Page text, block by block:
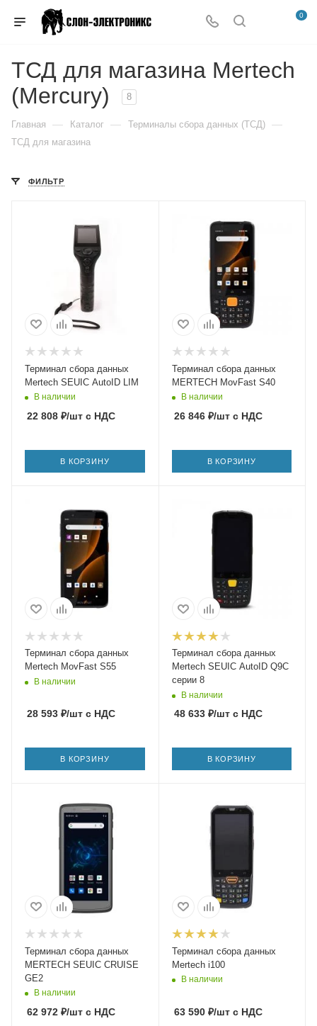
0
ТСД для магазина Mertech
(Mercury)
8
Главная — Каталог — Терминалы сбора данных (ТСД) —
ТСД для магазина
ФИЛЬТР
Терминал сбора данных
Mertech SEUIC AutoID LIM
В наличии
22 808 ₽/шт с НДС
В КОРЗИНУ
Терминал сбора данных
MERTECH MovFast S40
В наличии
26 846₽/штс НДС
В КОРЗИНУ
Терминал сбора данных
Mertech MovFast S55
В наличии
28 593 ₽/шт с НДС
В КОРЗИНУ
Терминал сбора данных
Mertech SEUIC AutoID Q9C
серии 8
В наличии
48 633₽/штс НДС
В КОРЗИНУ
Терминал сбора данных
MERTECH SEUIC CRUISE
GE2
В наличии
62 972 ₽/шт с НДС
Терминал сбора данных
Mertech i100
В наличии
63 590₽/штс НДС